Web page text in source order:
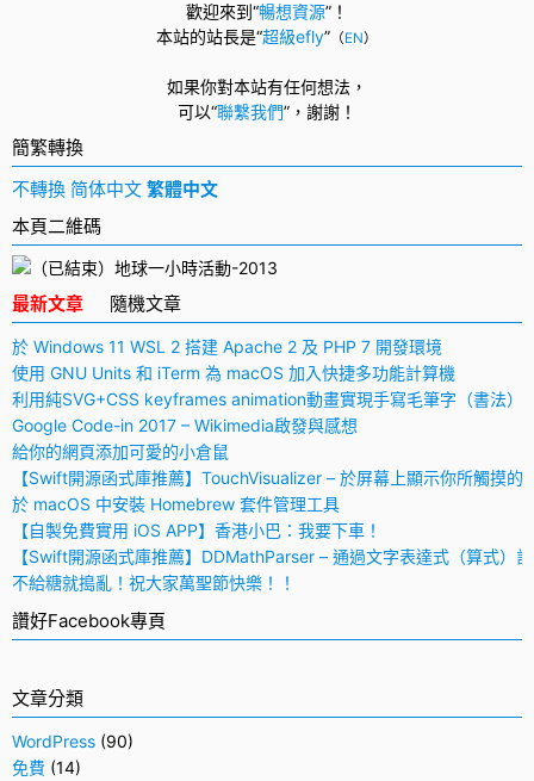
歡迎來到“暢想資源”！
本站的站長是“超級efly” （EN）
如果你對本站有任何想法，
可以“聯繫我們”， 謝謝！
簡繁轉換
不轉換 简体中文 繁體中文
本頁二維碼
最新文章 隨機文章
於 Windows 11 WSL 2 搭建 Apache 2 及 PHP 7 開發環境
使用 GNU Units 和 iTerm 為 macOS 加入快捷多功能計算機
利用純SVG+CSS keyframes animation動畫實現手寫毛筆字（書法）
Google Code-in 2017 – Wikimedia啟發與感想
給你的網頁添加可愛的小倉鼠
【Swift開源函式庫推薦】TouchVisualizer – 於屏幕上顯示你所觸摸的
於 macOS 中安裝 Homebrew 套件管理工具
【自製免費實用 iOS APP】香港小巴：我要下車！
【Swift開源函式庫推薦】DDMathParser – 通過文字表達式（算式）
不給糖就搗亂！祝大家萬聖節快樂！！
讚好Facebook專頁
文章分類
WordPress (90)
免費 (14)